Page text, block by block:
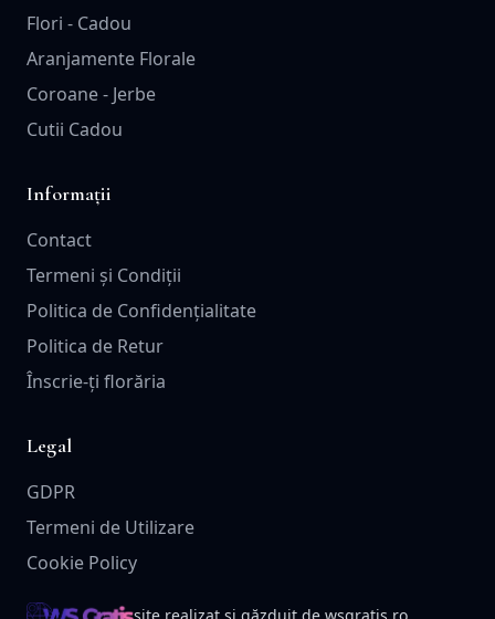
Flori - Cadou
Aranjamente Florale
Coroane - Jerbe
Cutii Cadou
Informații
Contact
Termeni și Condiții
Politica de Confidențialitate
Politica de Retur
Înscrie-ți florăria
Legal
GDPR
Termeni de Utilizare
Cookie Policy